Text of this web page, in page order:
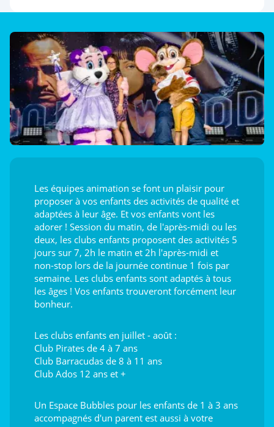
Les équipes animation se font un plaisir pour
proposer à vos enfants des activités de qualité et
adaptées à leur âge. Et vos enfants vont les
adorer ! Session du matin, de l'après-midi ou les
deux, les clubs enfants proposent des activités 5
jours sur 7, 2h le matin et 2h l'après-midi et
non-stop lors de la journée continue 1 fois par
semaine. Les clubs enfants sont adaptés à tous
les âges ! Vos enfants trouveront forcément leur
bonheur.
Les clubs enfants en juillet - août :
Club Pirates de 4 à 7 ans
Club Barracudas de 8 à 11 ans
Club Ados 12 ans et +
Un Espace Bubbles pour les enfants de 1 à 3 ans
accompagnés d'un parent est aussi à votre